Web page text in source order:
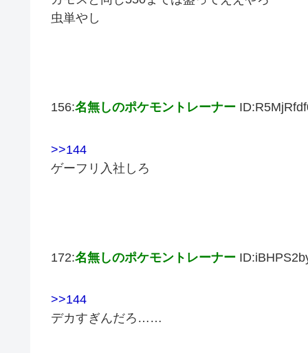
虫単やし
156:名無しのポケモントレーナー
>>144
ゲーフリ入社しろ
172:名無しのポケモントレーナー
>>144
デカすぎんだろ……